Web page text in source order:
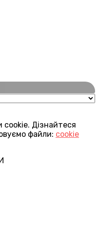
Дізнайтеся
файли: cookie